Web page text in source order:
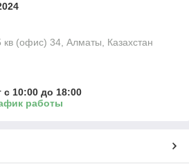
(офис) 34, Алматы, Казахстан
с 10:00 до 18:00
работы